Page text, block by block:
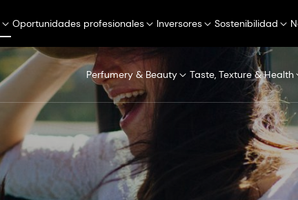
Oportunidades profesionales Inversores Sostenibilidad
Perfumery & Beauty Taste, Texture & Health